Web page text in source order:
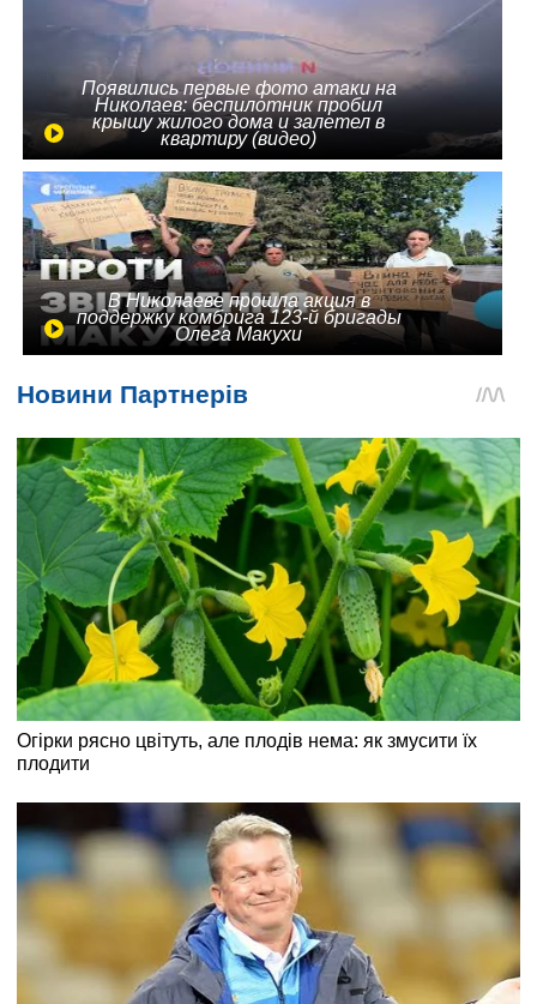
Появились первые фото атаки на
Николаев: беспилотник пробил
крышу жилого дома и залетел в
квартиру (видео)
В Николаеве прошла акция в
поддержку комбрига 123-й бригады
Олега Макухи